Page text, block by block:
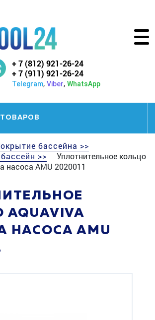
+ 7 (812) 921-26-24
+ 7 (911) 921-26-24
Telegram, Viber, WhatsApp
бассейна >>
>>
Уплотнительное кольцо
насоса AMU 2020011
НАСОСА AMU